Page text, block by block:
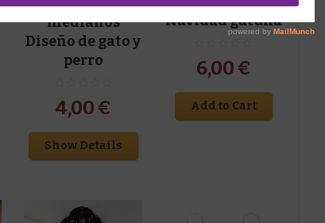
medianos
Diseño de gato y
perro
4,00 €
Show Details
Navidad gatuna
6,00 €
Add to Cart